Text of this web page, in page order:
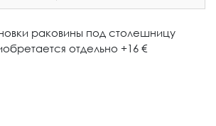
раковины под столешницу
отдельно +16 €